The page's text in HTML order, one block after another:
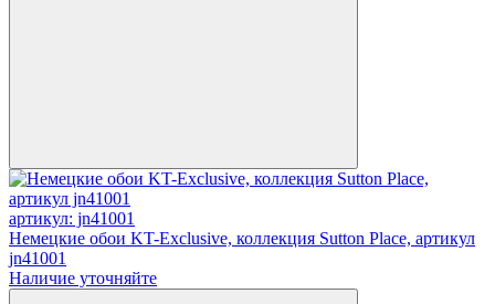
артикул: jn41001
Немецкие обои KT-Exclusive, коллекция Sutton Place, артикул
jn41001
Наличие уточняйте